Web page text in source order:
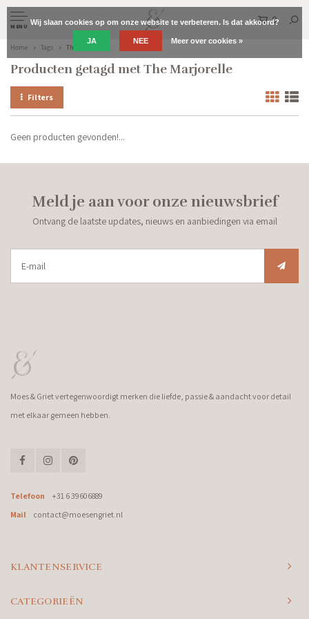
MENU
0
Home Tags The Marjorelle
Producten getagd met The Marjorelle
Filters
Geen producten gevonden!...
Meld je aan voor onze nieuwsbrief
Ontvang de laatste updates, nieuws en aanbiedingen via email
Moes & Griet vertegenwoordigt merken die liefde, passie & aandacht voor detail
met elkaar gemeen hebben.
Telefoon
+31 6 39606889
Mail
contact@moesengriet.nl
KLANTENSERVICE
CATEGORIEËN
Wij slaan cookies op om onze website te verbeteren. Is dat akkoord?
JA NEE Meer over cookies »